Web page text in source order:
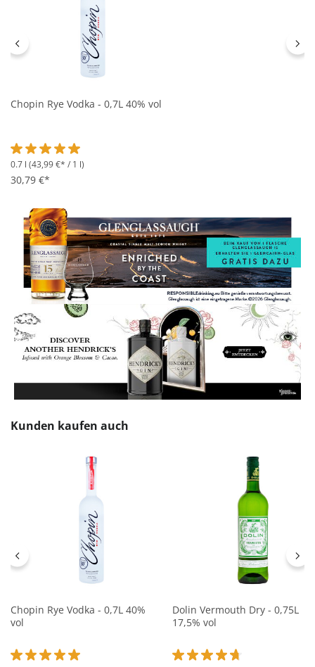
Chopin Rye Vodka - 0,7L 40% vol
Durchschnittliche Bewertung von 5 von 5 Sternen
0.7 l (43,99 €* / 1 l)
30,79 €*
Produktgalerie überspringen
Kunden kaufen auch
Chopin Rye Vodka - 0,7L 40%
vol
Dolin Vermouth Dry - 0,75L
17,5% vol